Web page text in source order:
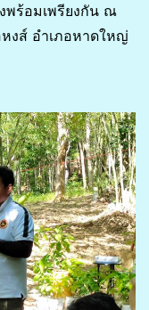
พร้อมเพรียงกัน ณ
งส์ อำเภอหาดใหญ่